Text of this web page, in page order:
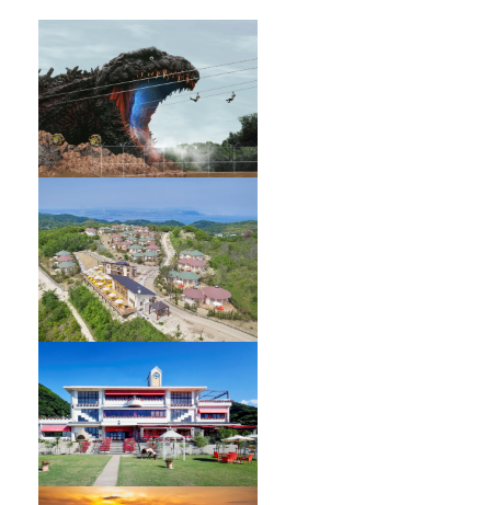
GRAND CHARIOT 北斗七星135°